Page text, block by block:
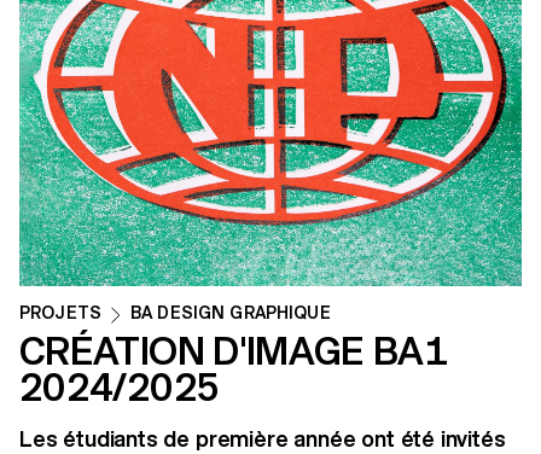
PROJETS BA DESIGN GRAPHIQUE
CRÉATION D'IMAGE BA1
2024/2025
Les étudiants de première année ont été invités